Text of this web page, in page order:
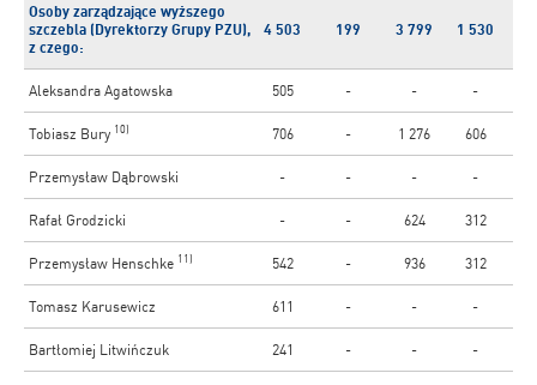
Osoby zarządzające wyższego
szczebla (Dyrektorzy Grupy PZU),
z czego:
4 503 199 3 799 1 530
Aleksandra Agatowska 505 - - -
Tobiasz Bury 10) 706 - 1 276 606
Przemysław Dąbrowski - - - -
Rafał Grodzicki - - 624 312
Przemysław Henschke 11) 542 - 936 312
Tomasz Karusewicz 611 - - -
Bartłomiej Litwińczuk 241 - - -